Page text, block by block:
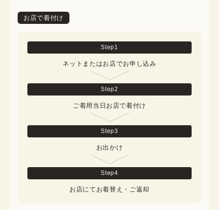
お店で着付け
Step1
ネットまたはお店でお申し込み
Step2
ご着用当日お店で着付け
Step3
お出かけ
Step4
お店にてお着替え・ご返却